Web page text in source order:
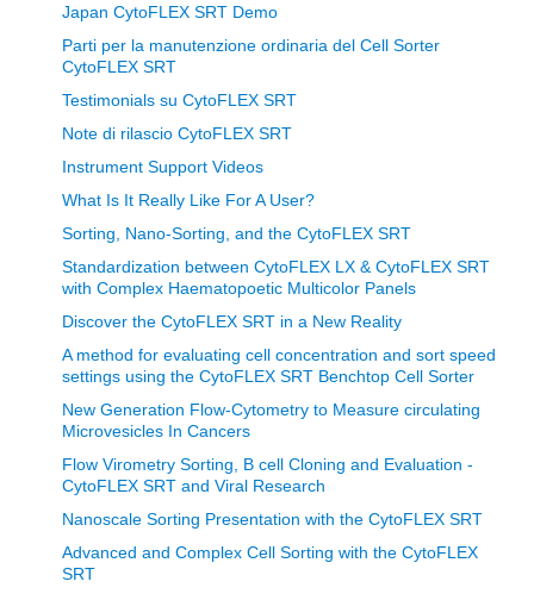
Japan CytoFLEX SRT Demo
Parti per la manutenzione ordinaria del Cell Sorter
CytoFLEX SRT
Testimonials su CytoFLEX SRT
Note di rilascio CytoFLEX SRT
Instrument Support Videos
What Is It Really Like For A User?
Sorting, Nano-Sorting, and the CytoFLEX SRT
Standardization between CytoFLEX LX & CytoFLEX SRT
with Complex Haematopoetic Multicolor Panels
Discover the CytoFLEX SRT in a New Reality
A method for evaluating cell concentration and sort speed
settings using the CytoFLEX SRT Benchtop Cell Sorter
New Generation Flow-Cytometry to Measure circulating
Microvesicles In Cancers
Flow Virometry Sorting, B cell Cloning and Evaluation -
CytoFLEX SRT and Viral Research
Nanoscale Sorting Presentation with the CytoFLEX SRT
Advanced and Complex Cell Sorting with the CytoFLEX
SRT